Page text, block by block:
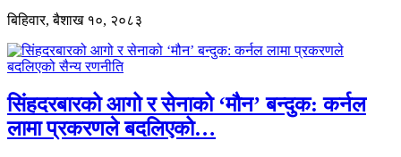
बिहिवार, बैशाख १०, २०८३
सिंहदरबारको आगो र सेनाको ‘मौन’ बन्दुक: कर्नल
लामा प्रकरणले बदलिएको…